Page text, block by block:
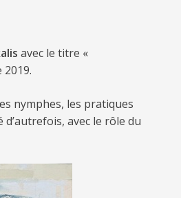
avec le titre «
nymphes, les pratiques
avec le rôle du